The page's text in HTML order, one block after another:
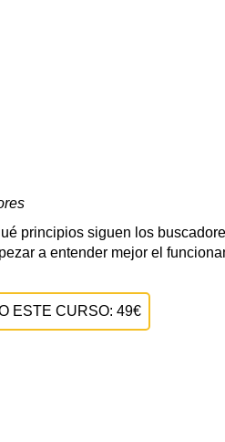
principios siguen los
a entender mejor el
ESTE CURSO: 49€